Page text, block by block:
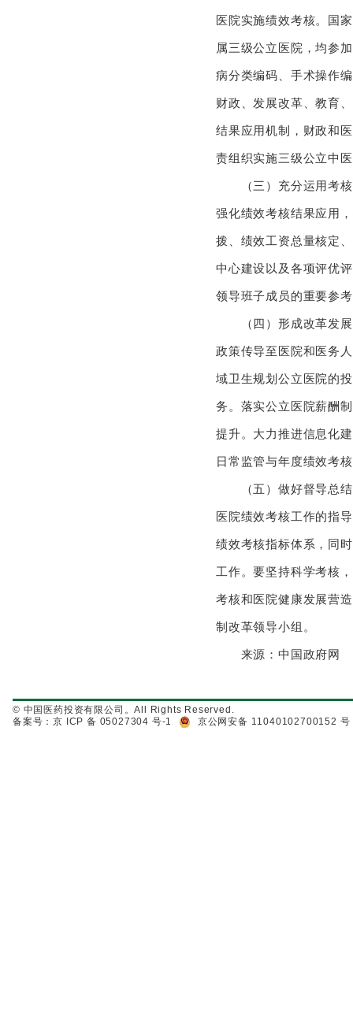
医院实施绩效考核。国
属三级公立医院，均参
病分类编码、手术操作
财政、发展改革、教育
结果应用机制，财政和
责组织实施三级公立中
（三）充分运用考核
强化绩效考核结果应用
拨、绩效工资总量核定
中心建设以及各项评优
领导班子成员的重要参
（四）形成改革发展
政策传导至医院和医务
域卫生规划公立医院的
务。落实公立医院薪酬
提升。大力推进信息化
日常监管与年度绩效考
（五）做好督导总结
医院绩效考核工作的指
绩效考核指标体系，同
工作。要坚持科学考核
考核和医院健康发展营
制改革领导小组。
来源：中国政府网
© 中国医药投资有限公司。All Rights Reserved.
备案号：京 ICP 备 05027304 号-1
京公网安备 11040102700152 号